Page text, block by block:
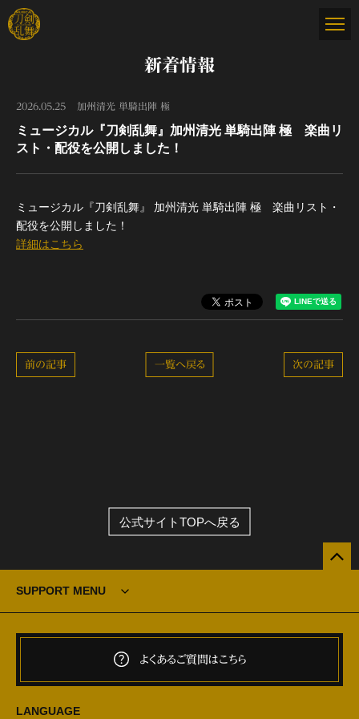
新着情報
2026.05.25 加州清光 単騎出陣 極
ミュージカル『刀剣乱舞』加州清光 単騎出陣 極 楽曲リ
スト・配役を公開しました！
ミュージカル『刀剣乱舞』 加州清光 単騎出陣 極 楽曲リスト・
配役を公開しました！
詳細はこちら
次の記事
一覧へ戻る
前の記事
公式サイトTOPへ戻る
SUPPORT MENU
よくあるご質問はこちら
LANGUAGE